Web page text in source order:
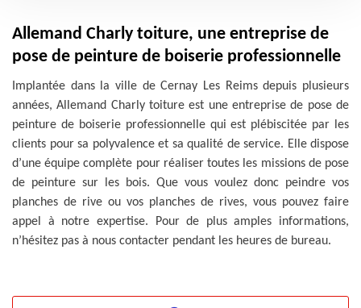
Allemand Charly toiture, une entreprise de
pose de peinture de boiserie professionnelle
Implantée dans la ville de Cernay Les Reims depuis plusieurs
années, Allemand Charly toiture est une entreprise de pose de
peinture de boiserie professionnelle qui est plébiscitée par les
clients pour sa polyvalence et sa qualité de service. Elle dispose
d’une équipe complète pour réaliser toutes les missions de pose
de peinture sur les bois. Que vous voulez donc peindre vos
planches de rive ou vos planches de rives, vous pouvez faire
appel à notre expertise. Pour de plus amples informations,
n’hésitez pas à nous contacter pendant les heures de bureau.